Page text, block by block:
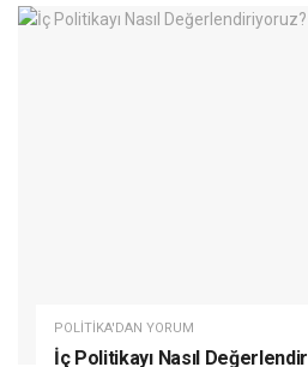
POLITIKA'DAN YORUM
İç Politikayı Nasıl